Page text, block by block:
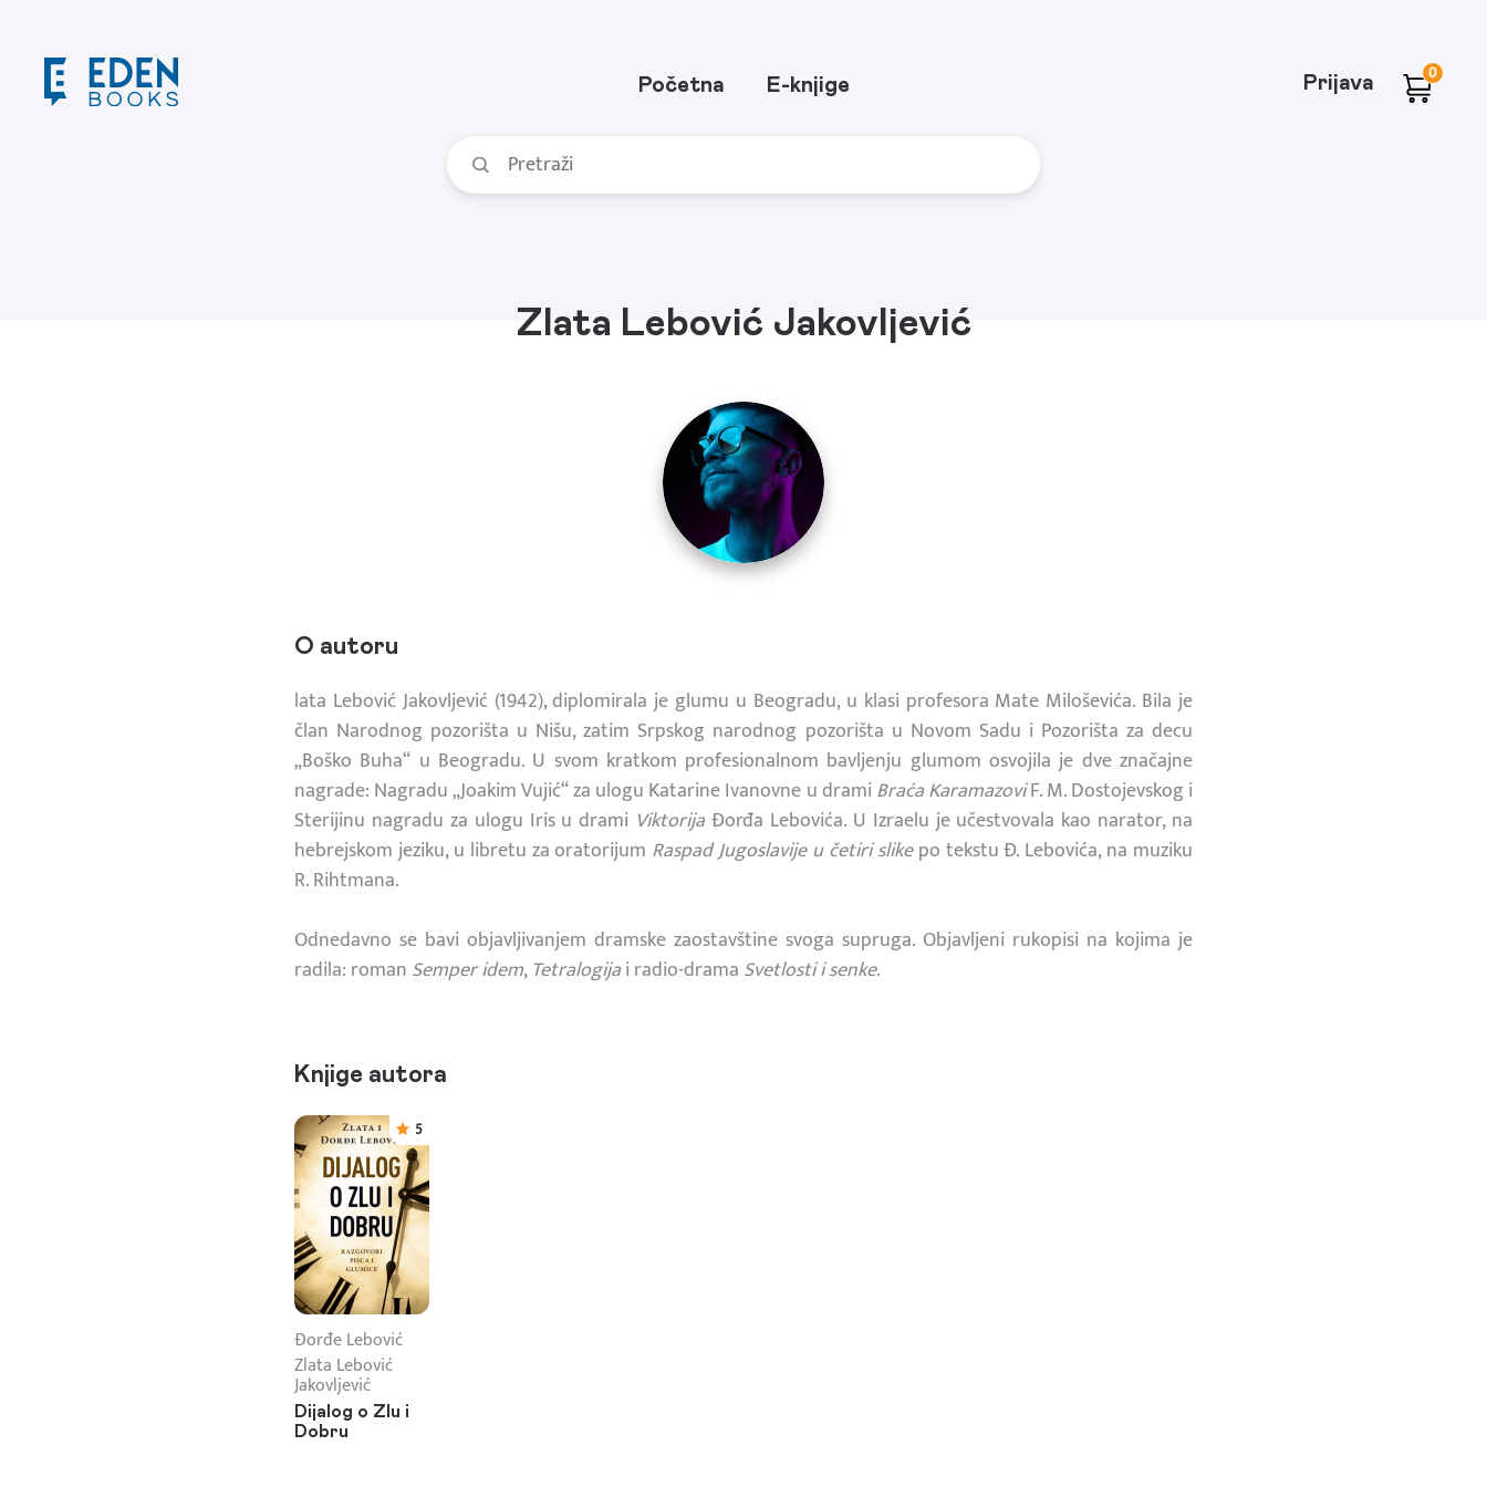
Početna E-knjige Prijava 0
Zlata Lebović Jakovljević
O autoru
lata Lebović Jakovljević (1942), diplomirala je glumu u Beogradu, u klasi profesora Mate Miloševića. Bila je
član Narodnog pozorišta u Nišu, zatim Srpskog narodnog pozorišta u Novom Sadu i Pozorišta za decu
„Boško Buha“ u Beogradu. U svom kratkom profesionalnom bavljenju glumom osvojila je dve značajne
nagrade: Nagradu „Joakim Vujić“ za ulogu Katarine Ivanovne u drami Braća KaramazoviF. M. Dostojevskog i
Sterijinu nagradu za ulogu Iris u drami ViktorijaĐorđa Lebovića. U Izraelu je učestvovala kao narator, na
hebrejskom jeziku, u libretu za oratorijum Raspad Jugoslavije u četiri slikepo tekstu Đ. Lebovića, na muziku
R. Rihtmana.
Odnedavno se bavi objavljivanjem dramske zaostavštine svoga supruga. Objavljeni rukopisi na kojima je
radila: roman Semper idem, Tetralogijai radio-drama Svetlosti i senke.
Knjige autora
5
Đorđe Lebović
Zlata Lebović
Jakovljević
Dijalog o Zlu i
Dobru